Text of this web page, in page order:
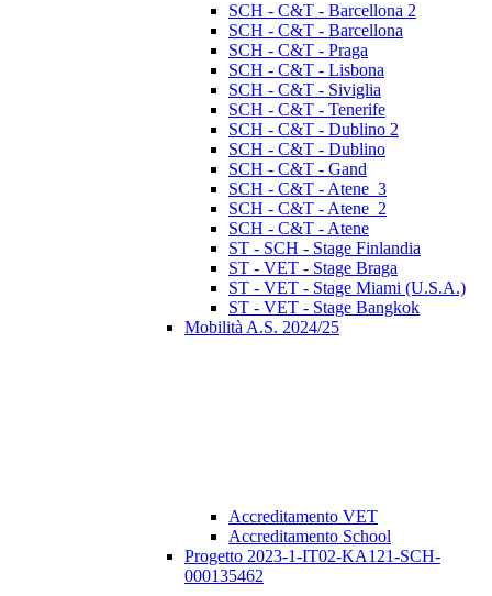
SCH - C&T - Barcellona 2
SCH - C&T - Barcellona
SCH - C&T - Praga
SCH - C&T - Lisbona
SCH - C&T - Siviglia
SCH - C&T - Tenerife
SCH - C&T - Dublino 2
SCH - C&T - Dublino
SCH - C&T - Gand
SCH - C&T - Atene_3
SCH - C&T - Atene_2
SCH - C&T - Atene
ST - SCH - Stage Finlandia
ST - VET - Stage Braga
ST - VET - Stage Miami (U.S.A.)
ST - VET - Stage Bangkok
Mobilità A.S. 2024/25
Accreditamento VET
Accreditamento School
Progetto 2023-1-IT02-KA121-SCH-
000135462